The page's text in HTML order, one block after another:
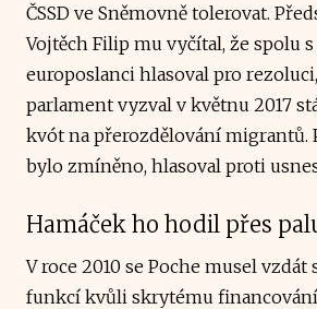
ČSSD ve Sněmovně tolerovat.
Vojtěch Filip mu vyčítal, že spolu
europoslanci hlasoval pro
parlament vyzval v květnu 2017
kvót na přerozdělování migrantů.
bylo zmíněno, hlasoval proti
Hamáček ho hodil přes
V roce 2010 se Poche musel
funkcí kvůli skrytému financování